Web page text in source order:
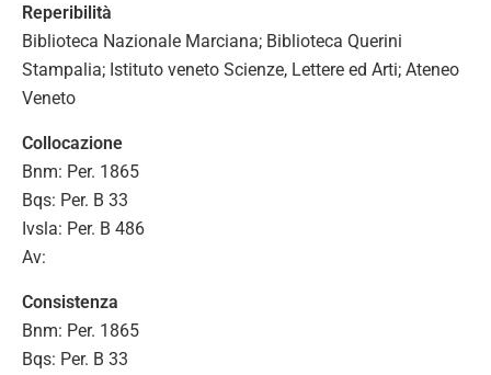
Reperibilità
Biblioteca Nazionale Marciana; Biblioteca Querini
Stampalia; Istituto veneto Scienze, Lettere ed Arti; Ateneo
Veneto
Collocazione
Bnm: Per. 1865
Bqs: Per. B 33
Ivsla: Per. B 486
Av:
Consistenza
Bnm: Per. 1865
Bqs: Per. B 33